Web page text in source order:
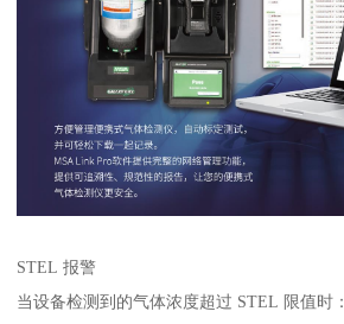
STEL 报警
当设备检测到的气体浓度超过 STEL 限值时：